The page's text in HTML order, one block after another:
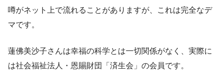
噂がネット上で流れることがありますが、これは完全なデ
マです。
蓮佛美沙子さんは幸福の科学とは一切関係がなく、実際に
は社会福祉法人・恩賜財団「済生会」の会員です。